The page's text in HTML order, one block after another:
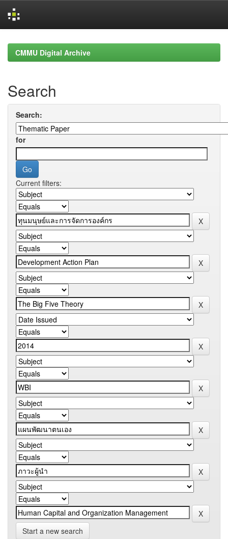
navigationCMMU Digital Archive
Search
Search:
for
Current filters:
Start a new search